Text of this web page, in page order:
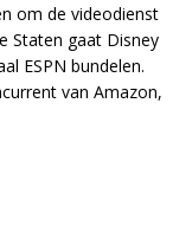
om de videodienst
Staten gaat Disney
ESPN bundelen.
van Amazon,